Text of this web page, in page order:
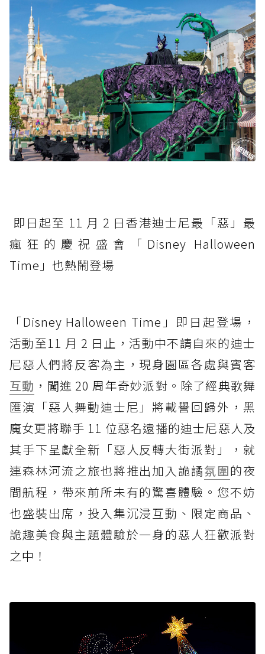
即日起至 11 月 2 日香港迪士尼最「惡」最
瘋狂的慶祝盛會「Disney Halloween
Time」也熱鬧登場
「Disney Halloween Time」即日起登場，
活動至11 月 2 日止，活動中不請自來的迪士
尼惡人們將反客為主，現身園區各處與賓客
互動 ，闖進 20 周年奇妙派對。除了經典歌舞
匯演「惡人舞動迪士尼」將載譽回歸外，黑
魔女更將聯手 11 位惡名遠播的迪士尼惡人及
其手下呈獻全新「惡人反轉大街派對」，就
連森林河流之旅也將推出加入詭譎氛圍的夜
間航程，帶來前所未有的驚喜體驗。您不妨
也盛裝出席，投入集沉浸互動、限定商品、
詭趣美食與主題體驗於一身的惡人狂歡派對
之中！